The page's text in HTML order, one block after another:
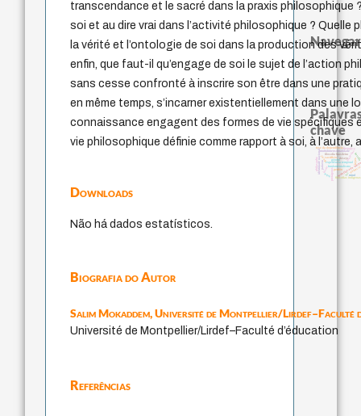
transcendance et le sacré dans la praxis philosophique
soi et au dire vrai dans l’activité philosophique ? Quelle
la vérité et l’ontologie de soi dans la production des
enfin, que faut-il qu’engage de soi le sujet de l’action
sans cesse confronté à inscrire son être dans une
en même temps, s’incarner existentiellement dans une
connaissance engagent des formes de vie spécifiques
vie philosophique définie comme rapport à soi, à l’autre,
Downloads
Não há dados estatísticos.
Biografia do Autor
Salim Mokaddem,Université de Montpellier/Lirdef–Faculté
Université de Montpellier/Lirdef–Faculté d’éducation
Referências
Navegar
chave
fundamentalismo
jacobi
protágoras
experiência temporal
metafísica do tempo
género
idade
intolerância
identidade nacional
filosofias indígenas
filosofia brasileira
palavra
perdón
leyes
violencia
logos lei
multidimensionalidade
desejo
sacrifício bataille
mind
therapy
philosophy
tese da dependência